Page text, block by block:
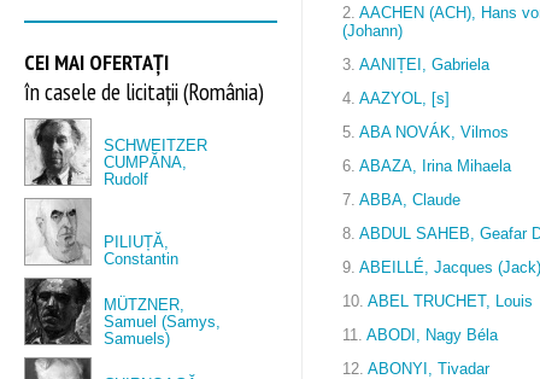
CEI MAI OFERTAȚI
în casele de licitații (România)
SCHWEITZER
CUMPĂNA,
Rudolf
PILIUȚĂ,
Constantin
MÜTZNER,
Samuel (Samys,
Samuels)
2. AACHEN (ACH), Hans
(Johann)
3. AANIȚEI, Gabriela
4. AAZYOL, [s]
5. ABA NOVÁK, Vilmos
6. ABAZA, Irina Mihaela
7. ABBA, Claude
8. ABDUL SAHEB, Geafar
9. ABEILLÉ, Jacques (Jack)
10. ABEL TRUCHET, Louis
11. ABODI, Nagy Béla
12. ABONYI, Tivadar